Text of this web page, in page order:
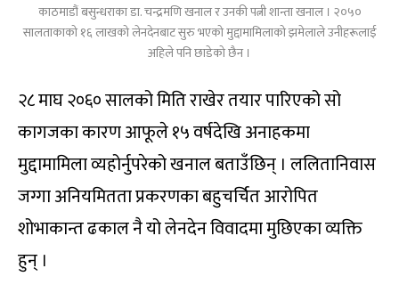
काठमाडौं बसुन्धराका डा. चन्द्रमणि खनाल र उनकी पत्नी शान्ता खनाल । २०५०
सालताकाको १६ लाखको लेनदेनबाट सुरु भएको मुद्दामामिलाको झमेलाले उनीहरूलाई
अहिले पनि छाडेको छैन ।
२८ माघ २०६० सालको मिति राखेर तयार पारिएको सो
कागजका कारण आफूले १५ वर्षदेखि अनाहकमा
मुद्दामामिला व्यहोर्नुपरेको खनाल बताउँछिन् । ललितानिवास
जग्गा अनियमितता प्रकरणका बहुचर्चित आरोपित
शोभाकान्त ढकाल नै यो लेनदेन विवादमा मुछिएका व्यक्ति
हुन् ।